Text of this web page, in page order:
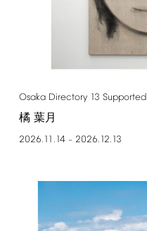
Osaka Directory 13 Supported
橘 葉月
2026.11.14– 2026.12.13